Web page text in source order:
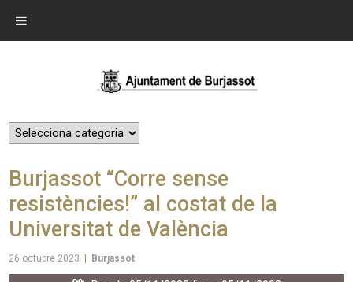
Burjassot “Corre sense
resistències!” al costat de la
Universitat de València
26 octubre 2023 Burjassot